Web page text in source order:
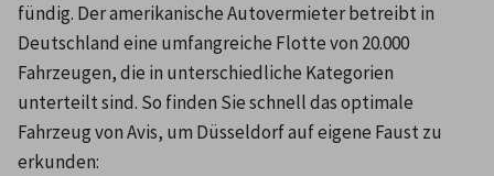
fündig. Der amerikanische Autovermieter betreibt in
Deutschland eine umfangreiche Flotte von 20.000
Fahrzeugen, die in unterschiedliche Kategorien
unterteilt sind. So finden Sie schnell das optimale
Fahrzeug von Avis, um Düsseldorf auf eigene Faust zu
erkunden: